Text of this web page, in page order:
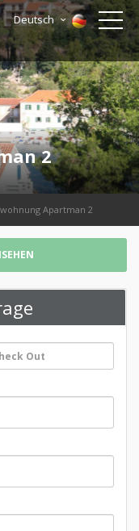
Deutsch
2
Apartman 2